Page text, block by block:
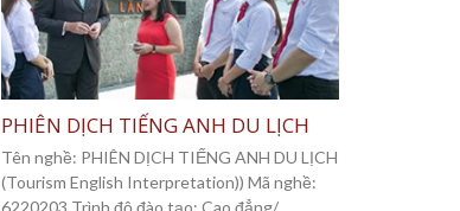
PHIÊN DỊCH TIẾNG ANH DU LỊCH
Tên nghề: PHIÊN DỊCH TIẾNG ANH DU LỊCH
(Tourism English Interpretation)) Mã nghề: